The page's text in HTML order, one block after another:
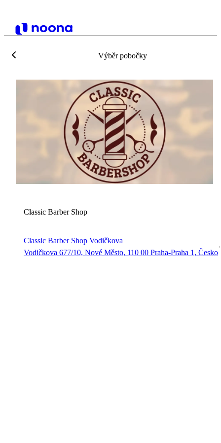
Výběr pobočky
Classic Barber Shop
Classic Barber Shop Vodičkova
Vodičkova 677/10, Nové Město, 110 00 Praha-Praha 1, Česko